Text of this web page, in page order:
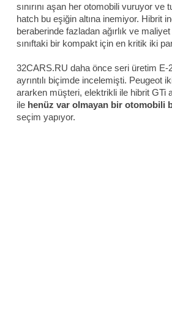
sınırını aşan her otomobili vuruyor ve
hatch bu eşiğin altına inemiyor. Hibrit
beraberinde fazladan ağırlık ve
sınıftaki bir kompakt için en kritik iki
32CARS.RU daha önce seri üretim E-
ayrıntılı biçimde incelemişti. Peugeot
ararken müşteri, elektrikli ile hibrit GTi
ile henüz var olmayan bir otomobili
seçim yapıyor.